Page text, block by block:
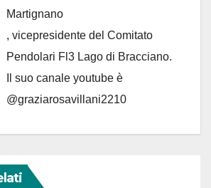
Martignano
, vicepresidente del Comitato
Pendolari Fl3 Lago di Bracciano.
Il suo canale youtube è
@graziarosavillani2210